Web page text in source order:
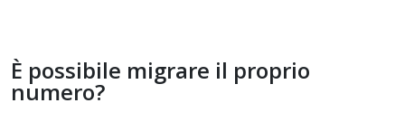
È possibile migrare il proprio
numero?